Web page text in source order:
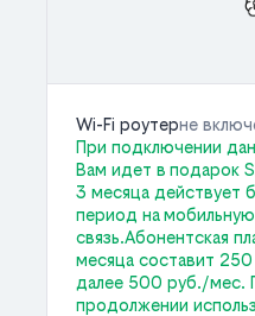
Wi-Fi роутерне
При подключении
Вам идет в подарок
3 месяца действует
период на мобильную
связь.Абонентская
месяца составит
далее 500 руб./мес.
продолжении